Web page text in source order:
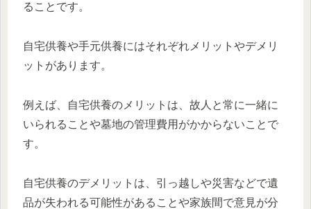
ることです。
自宅供養や手元供養にはそれぞれメリットやデメリ
ットがあります。
例えば、自宅供養のメリットは、故人と常に一緒に
いられることや墓地の管理費用がかからないことで
す。
自宅供養のデメリットは、引っ越しや災害などで遺
品が失われる可能性があることや家族間で意見が分